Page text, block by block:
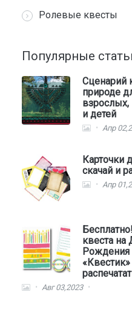
Ролевые квесты
Популярные
Сценарий
природе
взрослых,
и детей
Апр
Карточки
скачай и
Апр
квеста на
«Квестик»
Авг 03,2023